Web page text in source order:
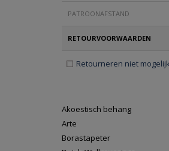
PATROONAFSTAND
RETOURVOORWAARDEN
Retourneren niet mogelijk
Akoestisch behang
Arte
Borastapeter